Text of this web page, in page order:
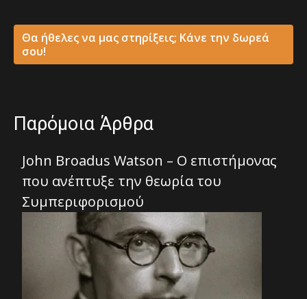
Θα ήθελες να μας στηρίξεις; Κάνε την δωρεά
σου!
Παρόμοια Άρθρα
John Broadus Watson – Ο επιστήμονας
που ανέπτυξε την θεωρία του
Συμπεριφορισμού